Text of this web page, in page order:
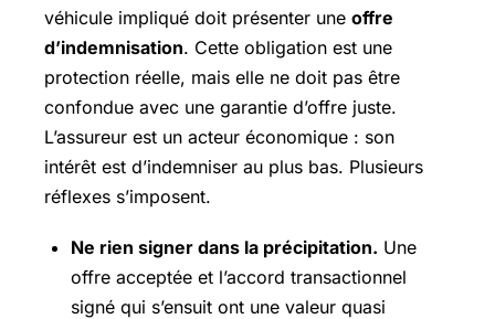
véhicule impliqué doit présenter une offre
d’indemnisation. Cette obligation est une
protection réelle, mais elle ne doit pas être
confondue avec une garantie d’offre juste.
L’assureur est un acteur économique : son
intérêt est d’indemniser au plus bas. Plusieurs
réflexes s’imposent.
Ne rien signer dans la précipitation. Une
offre acceptée et l’accord transactionnel
signé qui s’ensuit ont une valeur quasi